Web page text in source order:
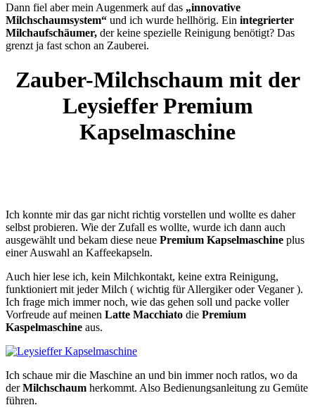
Dann fiel aber mein Augenmerk auf das „innovative
Milchschaumsystem“ und ich wurde hellhörig. Ein integrierter
Milchaufschäumer, der keine spezielle Reinigung benötigt? Das
grenzt ja fast schon an Zauberei.
Zauber-Milchschaum mit der
Leysieffer Premium
Kapselmaschine
Ich konnte mir das gar nicht richtig vorstellen und wollte es daher
selbst probieren. Wie der Zufall es wollte, wurde ich dann auch
ausgewählt und bekam diese neue Premium Kapselmaschine plus
einer Auswahl an Kaffeekapseln.
Auch hier lese ich, kein Milchkontakt, keine extra Reinigung,
funktioniert mit jeder Milch ( wichtig für Allergiker oder Veganer ).
Ich frage mich immer noch, wie das gehen soll und packe voller
Vorfreude auf meinen Latte Macchiato die Premium
Kaspelmaschine aus.
Ich schaue mir die Maschine an und bin immer noch ratlos, wo da
derMilchschaum herkommt. Also Bedienungsanleitung zu Gemüte
führen.